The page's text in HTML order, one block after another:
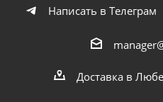
Написать в Телеграм
Доставка в